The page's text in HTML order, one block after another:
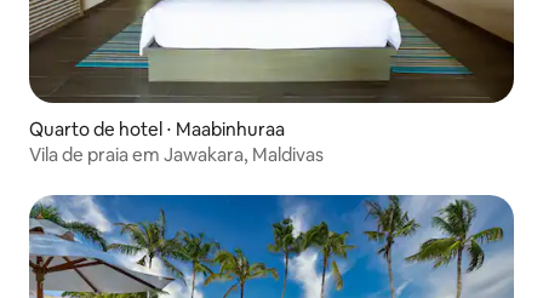
Quarto de hotel ⋅ Maabinhuraa
Vila de praia em Jawakara, Maldivas